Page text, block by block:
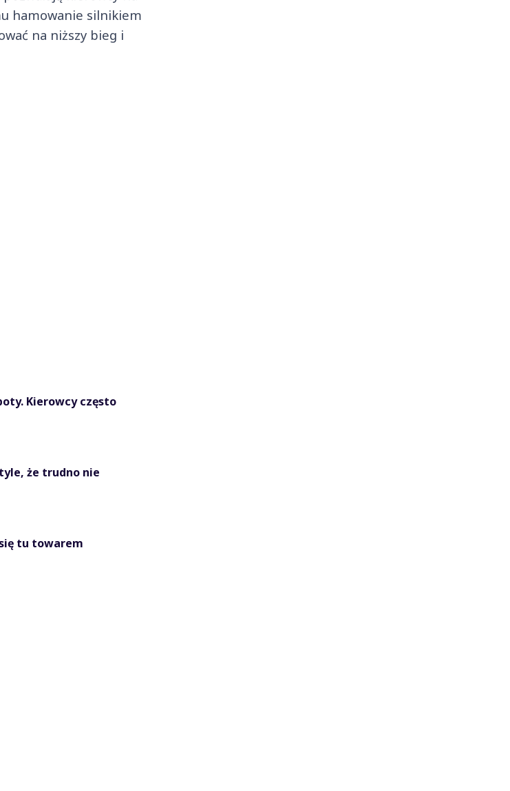
hamowanie silnikiem
na niższy bieg i
Kierowcy często
że trudno nie
się tu towarem